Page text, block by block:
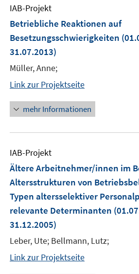
IAB-Projekt
Betriebliche Reaktionen auf
Besetzungsschwierigkeiten
31.07.2013)
Müller, Anne;
Link zur Projektseite
mehr Informationen
IAB-Projekt
Ältere Arbeitnehmer/innen im
Altersstrukturen von
Typen altersselektiver
relevante Determinanten
31.12.2005)
Leber, Ute; Bellmann, Lutz;
Link zur Projektseite